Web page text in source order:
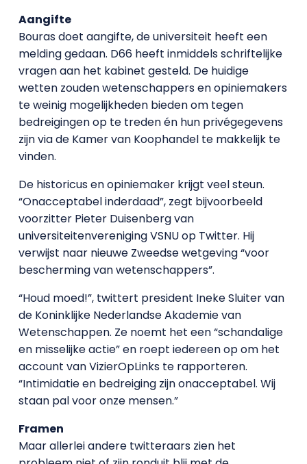
Aangifte
Bouras doet aangifte, de universiteit heeft een
melding gedaan. D66 heeft inmiddels schriftelijke
vragen aan het kabinet gesteld. De huidige
wetten zouden wetenschappers en opiniemakers
te weinig mogelijkheden bieden om tegen
bedreigingen op te treden én hun privégegevens
zijn via de Kamer van Koophandel te makkelijk te
vinden.
De historicus en opiniemaker krijgt veel steun.
“Onacceptabel inderdaad”, zegt bijvoorbeeld
voorzitter Pieter Duisenberg van
universiteitenvereniging VSNU op Twitter. Hij
verwijst naar nieuwe Zweedse wetgeving “voor
bescherming van wetenschappers”.
“Houd moed!”, twittert president Ineke Sluiter van
de Koninklijke Nederlandse Akademie van
Wetenschappen. Ze noemt het een “schandalige
en misselijke actie” en roept iedereen op om het
account van VizierOpLinks te rapporteren.
“Intimidatie en bedreiging zijn onacceptabel. Wij
staan pal voor onze mensen.”
Framen
Maar allerlei andere twitteraars zien het